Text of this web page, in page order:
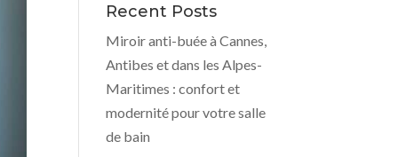
Recent Posts
Miroir anti-buée à Cannes,
Antibes et dans les Alpes-
Maritimes : confort et
modernité pour votre salle
de bain